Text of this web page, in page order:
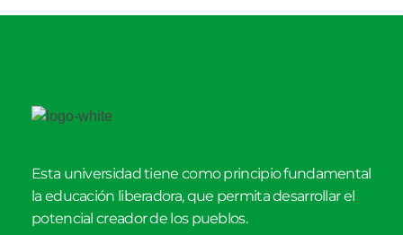
Esta universidad tiene como principio fundamental
la educación liberadora, que permita desarrollar el
potencial creador de los pueblos.